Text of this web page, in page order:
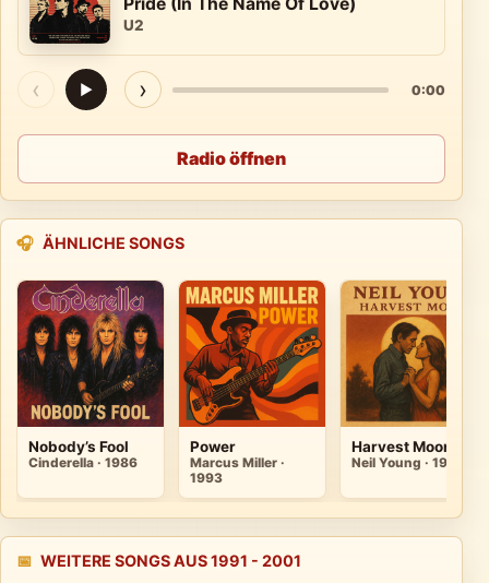
U2
‹ ▶ › 0:00
Radio öffnen
🎧 ÄHNLICHE SONGS
Nobody’s Fool
Cinderella · 1986
Power
Marcus Miller ·
1993
Harvest Moon
Neil Young · 1992
📅 WEITERE SONGS AUS 1991 - 2001